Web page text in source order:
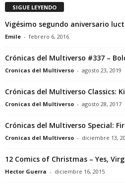
SIGUE LEYENDO
Vigésimo segundo aniversario
Emile - febrero 6, 2016
Crónicas del Multiverso #337 –
Cronicas del Multiverso - agosto 23, 2019
Crónicas del Multiverso Classics:
Cronicas del Multiverso - agosto 28, 2017
Crónicas del Multiverso Special:
Cronicas del Multiverso - diciembre 13,
12 Comics of Christmas – Yes,
Hector Guerra - diciembre 16, 2015